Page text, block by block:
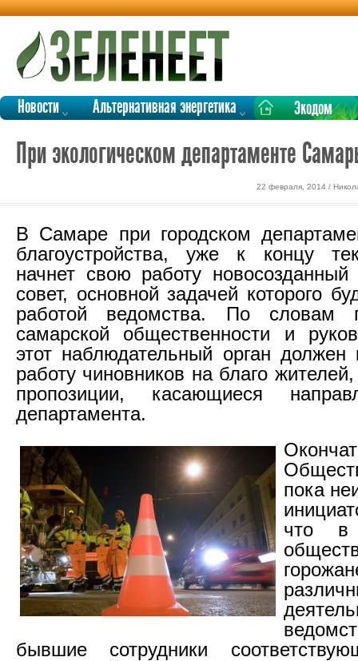
Новости Альтернативная энергетика Экодом
При экологическом департаменте
22 февраля, 2014 /
В Самаре при городском
благоустройства, уже к концу
начнет свою работу
совет, основной задачей которого
работой ведомства. По словам
самарской общественности и
этот наблюдательный орган должен
работу чиновников на благо
пропозиции, касающиеся
департамента.
пока
что в
бывшие сотрудники